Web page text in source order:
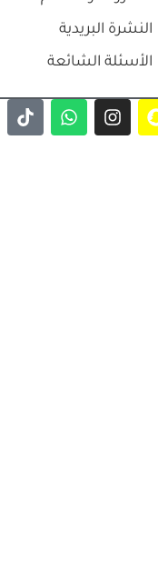
النشرة البريدية
الأسئلة الشائعة